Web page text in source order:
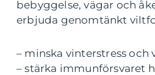
bebyggelse, vägar och
erbjuda genomtänkt
– minska vinterstress och
– stärka immunförsvaret